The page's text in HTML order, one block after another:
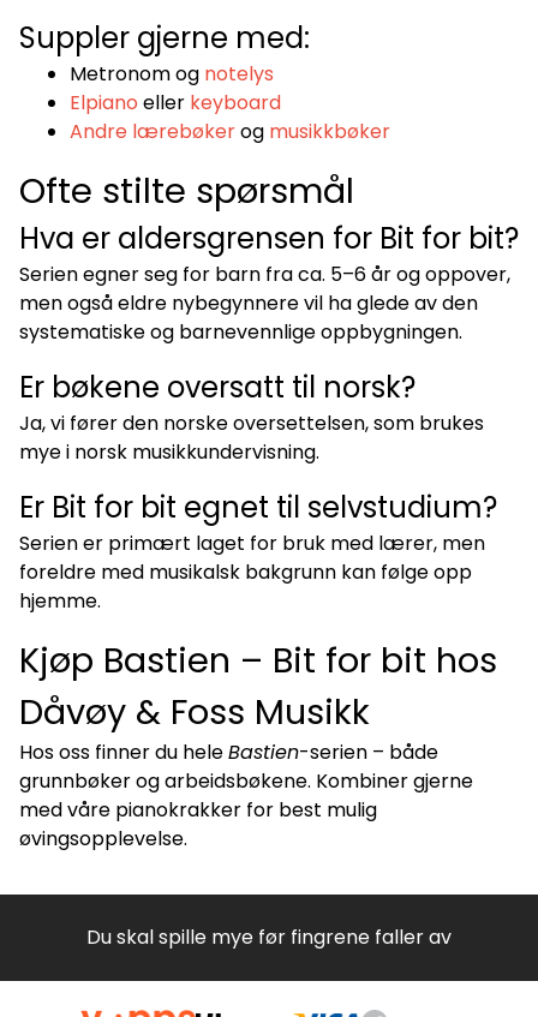
Suppler gjerne med:
Metronomog notelys
Elpiano eller keyboard
Andre lærebøkerog musikkbøker
Ofte stilte spørsmål
Hva er aldersgrensen for Bit for bit?
Serien egner seg for barn fra ca. 5–6 år og oppover,
men også eldre nybegynnere vil ha glede av den
systematiske og barnevennlige oppbygningen.
Er bøkene oversatt til norsk?
Ja, vi fører den norske oversettelsen, som brukes
mye i norsk musikkundervisning.
Er Bit for bit egnet til selvstudium?
Serien er primært laget for bruk med lærer, men
foreldre med musikalsk bakgrunn kan følge opp
hjemme.
Kjøp Bastien – Bit for bit hos
Dåvøy & Foss Musikk
Hos oss finner du heleBastien-serien – både
grunnbøker og arbeidsbøkene. Kombiner gjerne
med våre pianokrakker for best mulig
øvingsopplevelse.
Du skal spille mye før fingrene faller av